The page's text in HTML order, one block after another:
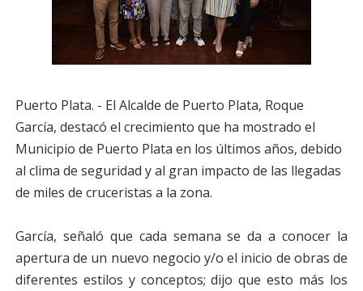
Puerto Plata. - El Alcalde de Puerto Plata, Roque
García, destacó el crecimiento que ha mostrado el
Municipio de Puerto Plata en los últimos años, debido
al clima de seguridad y al gran impacto de las llegadas
de miles de cruceristas a la zona.
García, señaló que cada semana se da a conocer la
apertura de un nuevo negocio y/o el inicio de obras de
diferentes estilos y conceptos; dijo que esto más los